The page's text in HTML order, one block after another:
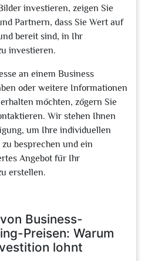
investieren, zeigen Sie
Partnern, dass Sie Wert auf
bereit sind, in Ihr
investieren.
an einem Business
oder weitere Informationen
möchten, zögern Sie
Wir stehen Ihnen
um Ihre individuellen
besprechen und ein
Angebot für Ihr
erstellen.
Business-
Preisen: Warum
lohnt